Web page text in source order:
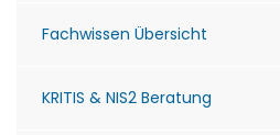
Fachwissen Übersicht
KRITIS & NIS2 Beratung